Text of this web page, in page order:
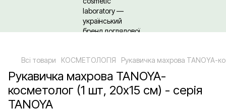
Всі товари КОСМЕТОЛОГІЯ Рукавичка махрова TANOYA-
Рукавичка махрова TANOYA-
косметолог (1 шт, 20х15 см) - серія
TANOYA